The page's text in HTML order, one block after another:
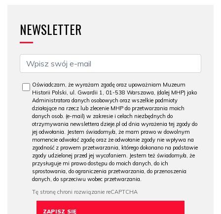
NEWSLETTER
Oświadczam, że wyrażam zgodę oraz upoważniam Muzeum
Historii Polski, ul. Gwardii 1, 01-538 Warszawa, (dalej MHP) jako
Administratora danych osobowych oraz wszelkie podmioty
działające na rzecz lub zlecenie MHP do przetwarzania moich
danych osob. (e-mail) w zakresie i celach niezbędnych do
otrzymywania newslettera dzieje.pl od dnia wyrażenia tej zgody do
jej odwołania. Jestem świadomy/a, że mam prawo w dowolnym
momencie odwołać zgodę oraz że odwołanie zgody nie wpływa na
zgodność z prawem przetwarzania, którego dokonano na podstawie
zgody udzielonej przed jej wycofaniem. Jestem też świadomy/a, że
przysługuje mi prawo dostępu do moich danych, do ich
sprostowania, do ograniczenia przetwarzania, do przenoszenia
danych, do sprzeciwu wobec przetwarzania.